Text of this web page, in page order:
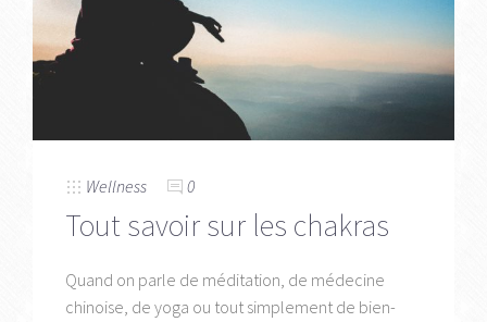
Wellness 0
Tout savoir sur les chakras
Quand on parle de méditation, de médecine
chinoise, de yoga ou tout simplement de bien-